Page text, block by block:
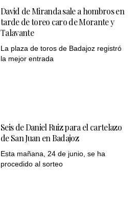
David de Miranda sale a hombros en
tarde de toreo caro de Morante y
Talavante
La plaza de toros de Badajoz registró
la mejor entrada
Seis de Daniel Ruiz para el cartelazo
de San Juan en Badajoz
Esta mañana, 24 de junio, se ha
procedido al sorteo